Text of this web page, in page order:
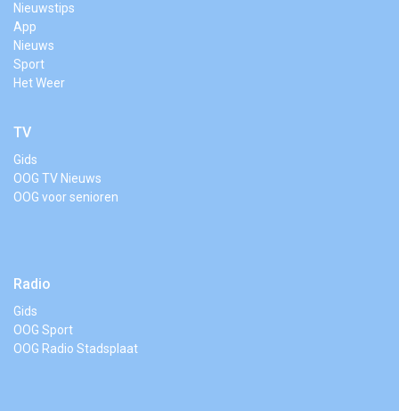
Nieuwstips
App
Nieuws
Sport
Het Weer
TV
Gids
OOG TV Nieuws
OOG voor senioren
Radio
Gids
OOG Sport
OOG Radio Stadsplaat